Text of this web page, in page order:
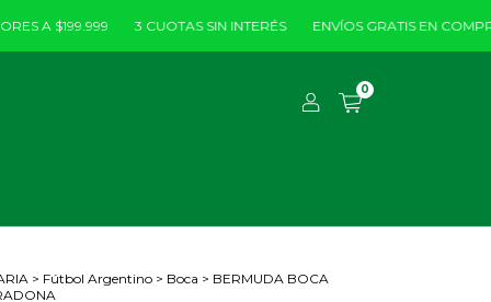
$199.999 3 CUOTAS SIN INTERÉS ENVÍOS GRATIS EN COMPRAS
0
> Fútbol Argentino > Boca > BERMUDA BOCA